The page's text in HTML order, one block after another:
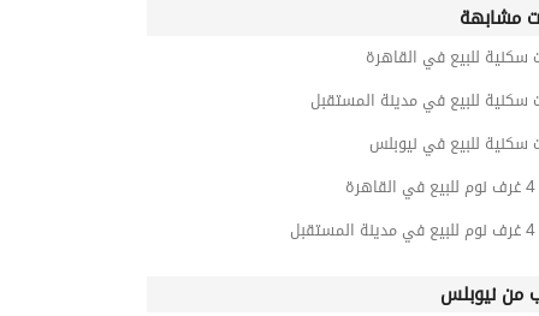
مشابهة
سكنية للبيع في القاهرة
سكنية للبيع في مدينة المستقبل
سكنية للبيع في نيوبلس
من نيوبلس